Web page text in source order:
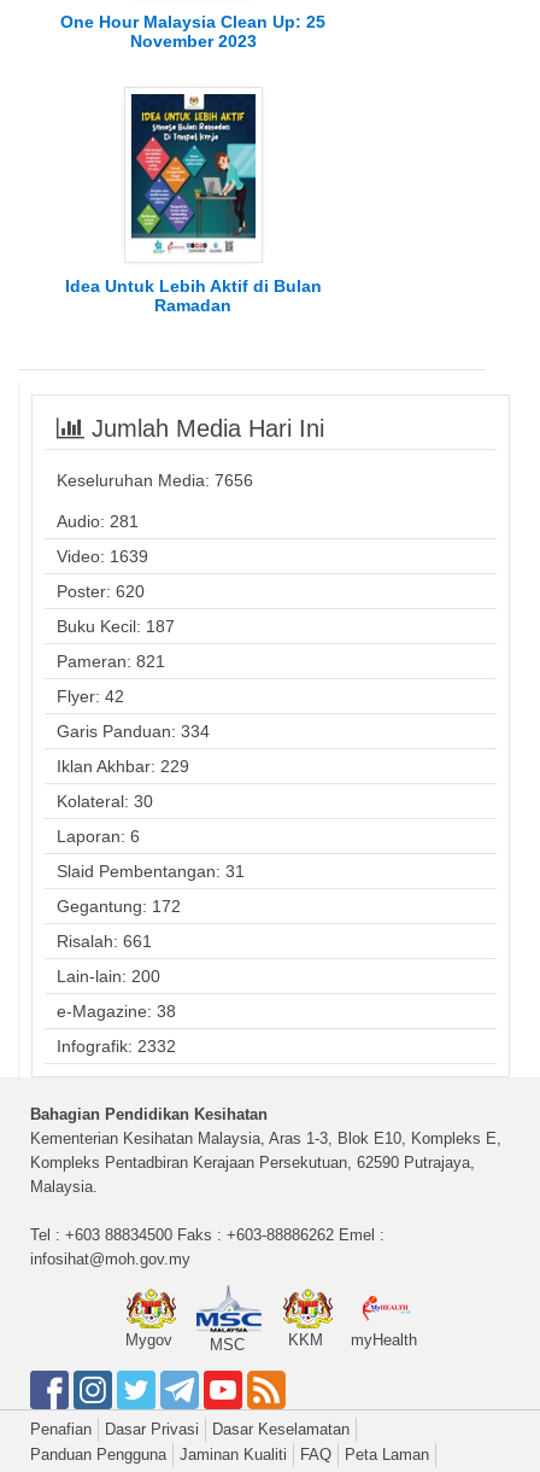
One Hour Malaysia Clean Up: 25
November 2023
Idea Untuk Lebih Aktif di Bulan
Ramadan
Jumlah Media Hari Ini
Keseluruhan Media: 7656
Audio: 281
Video: 1639
Poster: 620
Buku Kecil: 187
Pameran: 821
Flyer: 42
Garis Panduan: 334
Iklan Akhbar: 229
Kolateral: 30
Laporan: 6
Slaid Pembentangan: 31
Gegantung: 172
Risalah: 661
Lain-lain: 200
e-Magazine: 38
Infografik: 2332
Bahagian Pendidikan Kesihatan
Kementerian Kesihatan Malaysia, Aras 1-3, Blok E10, Kompleks E,
Kompleks Pentadbiran Kerajaan Persekutuan, 62590 Putrajaya,
Malaysia.
Tel : +603 88834500 Faks : +603-88886262 Emel :
infosihat@moh.gov.my
Mygov MSC KKM myHealth
Penafian Dasar Privasi
Dasar Keselamatan
Panduan Pengguna
Jaminan Kualiti FAQ Peta Laman